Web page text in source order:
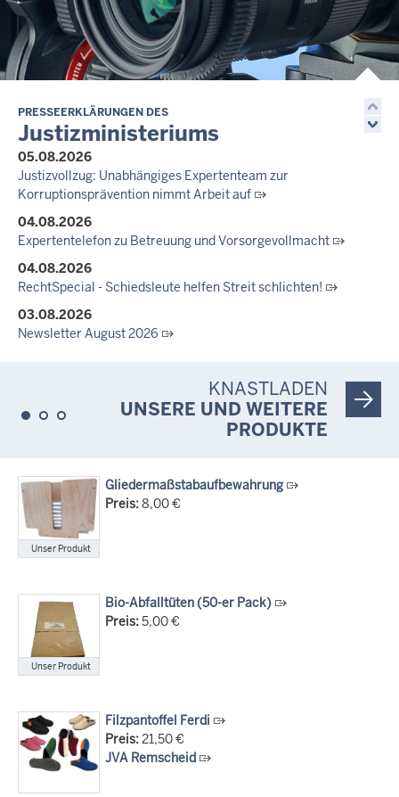
14.07.2026
Justiz der Zukunft gemeinsam gestalten: Minister Limbach
zieht positive Bilanz des Projekts Zukunftswerkstatt Justiz
Nordrhein-Westfalen
Newsletter Juli 2026
30.06.2026
288 Anwärterinnen und Anwärter des Jahrgangs 2024/2026
der Justizvollzugsschule NRW geehrt
30.06.2026
RechtSpecial - Schiedsleute helfen Streit schlichten!
PRESSEERKLÄRUNGEN DES
Justizministeriums
05.08.2026
Justizvollzug: Unabhängiges Expertenteam zur
Korruptionsprävention nimmt Arbeit auf
04.08.2026
Expertentelefon zu Betreuung und Vorsorgevollmacht
04.08.2026
RechtSpecial - Schiedsleute helfen Streit schlichten!
03.08.2026
Newsletter August 2026
Dein Mut findet Rückhalt: Die Justiz NRW unterstützt
Informationskampagne gegen häusliche Gewalt
14.07.2026
Justiz der Zukunft gemeinsam gestalten: Minister Limbach
zieht positive Bilanz des Projekts Zukunftswerkstatt Justiz
Nordrhein-Westfalen
Newsletter Juli 2026
30.06.2026
288 Anwärterinnen und Anwärter des Jahrgangs 2024/2026
der Justizvollzugsschule NRW geehrt
KNASTLADEN
UNSERE UND WEITERE
PRODUKTE
Unser Produkt
Gliedermaßstabaufbewahrung
Preis:8,00 €
Unser Produkt
Bio-Abfalltüten (50-er Pack)
Preis:5,00 €
Filzpantoffel Ferdi
Preis:21,50 €
JVA Remscheid